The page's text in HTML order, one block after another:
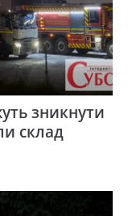
зникнути
склад